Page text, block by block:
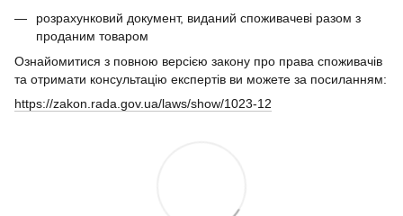
розрахунковий документ, виданий споживачеві разом з
проданим товаром
Ознайомитися з повною версією закону про права споживачів
та отримати консультацію експертів ви можете за посиланням:
https://zakon.rada.gov.ua/laws/show/1023-12